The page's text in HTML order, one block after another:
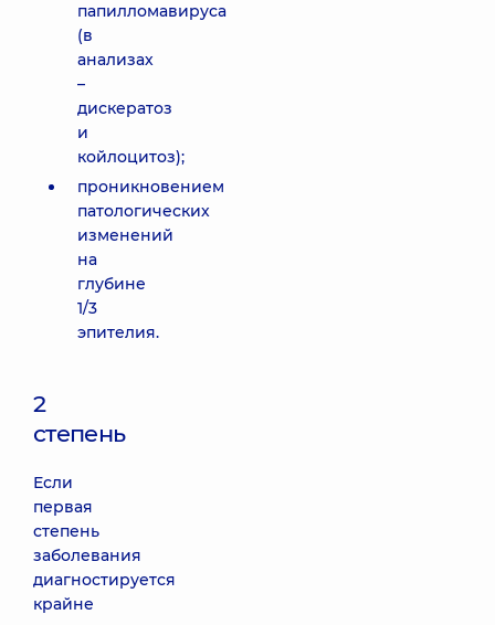
папилломавируса
(в
анализах
–
дискератоз
и
койлоцитоз);
проникновением
патологических
изменений
на
глубине
1/3
эпителия.
2
степень
Если
первая
степень
заболевания
диагностируется
крайне